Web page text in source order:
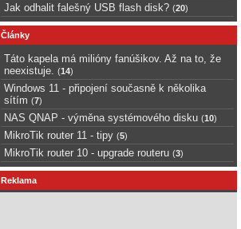
Jak odhalit falešný USB flash disk? (20)
Články
Táto kapela má milióny fanúšikov. Až na to, že
neexistuje.
(14)
Windows 11 - připojení současně k několika
sítím (7)
NAS QNAP - výměna systémového disku (10)
MikroTik router 11 - tipy (5)
MikroTik router 10 - upgrade routeru (3)
Reklama